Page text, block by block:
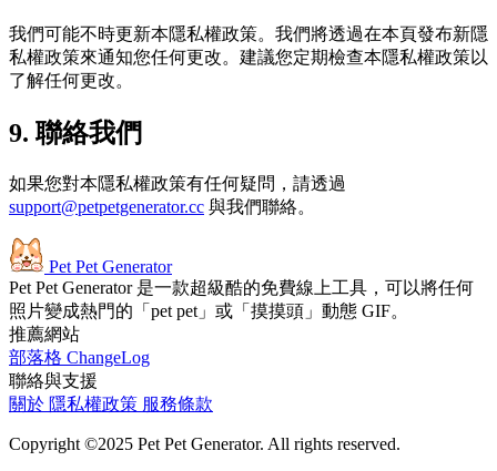
我們可能不時更新本隱私權政策。我們將透過在本頁發布新隱
私權政策來通知您任何更改。建議您定期檢查本隱私權政策以
了解任何更改。
9. 聯絡我們
如果您對本隱私權政策有任何疑問，請透過
support@petpetgenerator.cc 與我們聯絡。
Pet Pet Generator
Pet Pet Generator 是一款超級酷的免費線上工具，可以將任何
照片變成熱門的「pet pet」或「摸摸頭」動態 GIF。
推薦網站
部落格 ChangeLog
聯絡與支援
關於 隱私權政策 服務條款
Copyright ©2025 Pet Pet Generator. All rights reserved.